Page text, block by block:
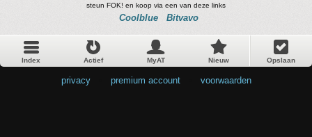
steun FOK! en koop via een van deze links
Coolblue Bitvavo
Index Actief MyAT Nieuw Opslaan
privacy premium account voorwaarden